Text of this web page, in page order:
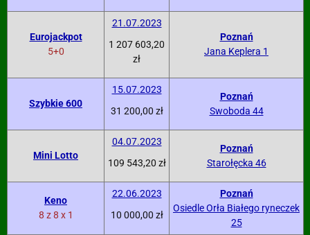
Eurojackpot
5+0
21.07.2023
1 207 603,20
zł
Poznań
Jana Keplera 1
Szybkie 600
15.07.2023
31 200,00 zł
Poznań
Swoboda 44
Mini Lotto
04.07.2023
109 543,20 zł
Poznań
Starołęcka 46
Keno
8 z 8 x 1
22.06.2023
10 000,00 zł
Poznań
Osiedle Orła Białego ryneczek
25